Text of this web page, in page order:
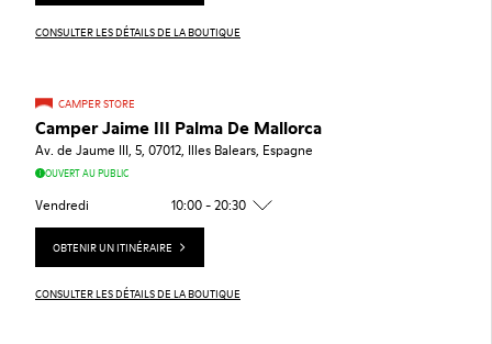
CONSULTER LES DÉTAILS DE LA BOUTIQUE
CAMPER STORE
Camper Jaime III Palma De Mallorca
Av. de Jaume III, 5, 07012, Illes Balears, Espagne
OUVERT AU PUBLIC
Vendredi 10:00 - 20:30
OBTENIR UN ITINÉRAIRE
CONSULTER LES DÉTAILS DE LA BOUTIQUE